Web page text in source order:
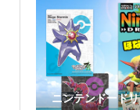
ニンテンドード